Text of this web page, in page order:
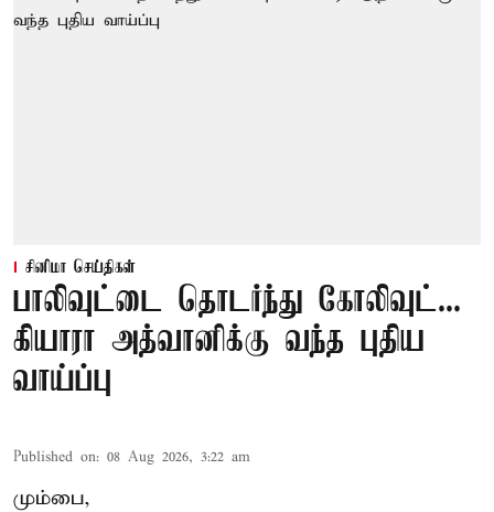
சினிமா செய்திகள்
பாலிவுட்டை தொடர்ந்து கோலிவுட்...
கியாரா அத்வானிக்கு வந்த புதிய
வாய்ப்பு
Published on: 08 Aug 2026, 3:22 am
மும்பை,